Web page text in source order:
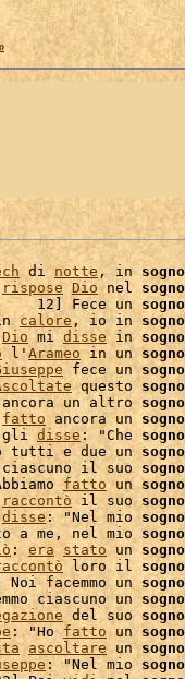
di notte , in sogno
rispose Dio nel sogno
Fece un sogno
calore, io in sogno
Dio mi disse in sogno
l'Arameo in un sogno
fece un sogno
questo sogno
un altro sogno
fatto ancora un sogno
gli disse: "Che sogno
tutti e due un sogno
il suo sogno
fatto un sogno
raccontò il suo sogno
disse : "Nel mio sogno
a me, nel mio sogno
: era stato un sogno
loro il sogno
facemmo un sogno
ciascuno un sogno
del suo sogno
: "Ho fatto un sogno
ascoltare un sogno
: "Nel mio sogno